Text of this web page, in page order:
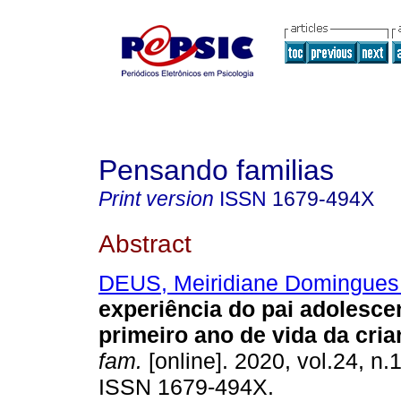
Pensando familias
Print version ISSN 1679-494X
Abstract
DEUS, Meiridiane
experiência do pai
primeiro ano de vida da
fam. [online]. 2020, vol.24,
ISSN 1679-494X.